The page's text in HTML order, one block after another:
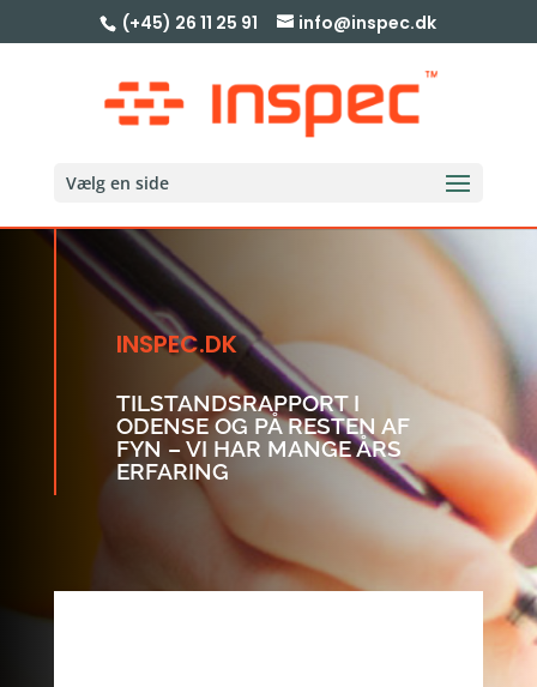
(+45) 26 11 25 91 info@inspec.dk
Vælg en side
INSPEC.DK
TILSTANDSRAPPORT I
ODENSE OG PÅ RESTEN AF
FYN – VI HAR MANGE ÅRS
ERFARING